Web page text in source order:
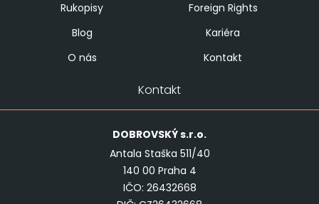
Rukopisy
Foreign Rights
Blog
Kariéra
O nás
Kontakt
Kontakt
DOBROVSKÝs.r.o.
Antala Staška 511/40
140 00 Praha 4
IČO: 26432668